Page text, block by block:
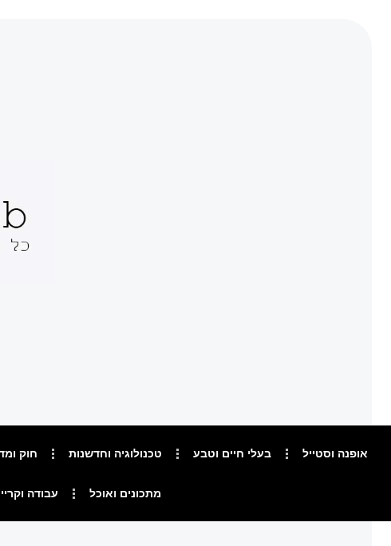
אופנה וסטייל בעלי חיים וטבע טכנולוגיה וחדשנות חוק
מתכונים ואוכל עבודה